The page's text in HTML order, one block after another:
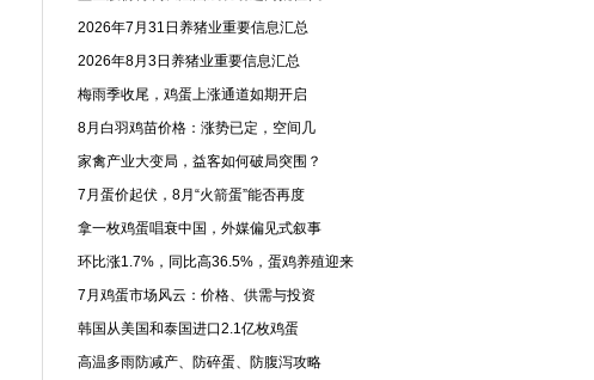
2026年7月31日养猪业重要信息汇总
2026年8月3日养猪业重要信息汇总
梅雨季收尾，鸡蛋上涨通道如期开启
8月白羽鸡苗价格：涨势已定，空间几
家禽产业大变局，益客如何破局突围？
7月蛋价起伏，8月“火箭蛋”能否再度
拿一枚鸡蛋唱衰中国，外媒偏见式叙事
环比涨1.7%，同比高36.5%，蛋鸡养殖迎来
7月鸡蛋市场风云：价格、供需与投资
韩国从美国和泰国进口2.1亿枚鸡蛋
高温多雨防减产、防碎蛋、防腹泻攻略